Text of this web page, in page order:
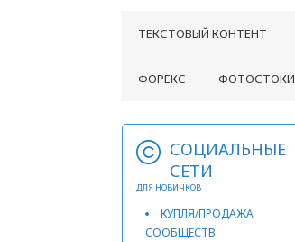
ТЕКСТОВЫЙ КОНТЕНТ
ФОРЕКС ФОТОСТОКИ
СОЦИАЛЬНЫЕ
СЕТИ
ДЛЯ НОВИЧКОВ
КУПЛЯ/ПРОДАЖА
СООБЩЕСТВ